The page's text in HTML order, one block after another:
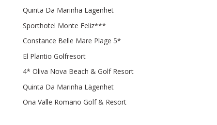
Quinta Da Marinha Lägenhet
Sporthotel Monte Feliz***
Constance Belle Mare Plage 5*
El Plantio Golfresort
4* Oliva Nova Beach & Golf Resort
Quinta Da Marinha Lägenhet
Ona Valle Romano Golf & Resort